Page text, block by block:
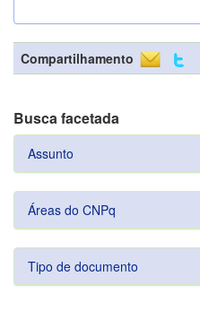
Compartilhamento
Busca facetada
Assunto
Áreas do CNPq
Tipo de documento